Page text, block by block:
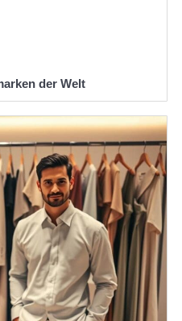
der Welt